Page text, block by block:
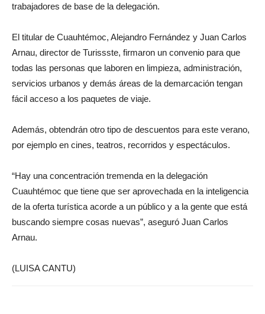
trabajadores de base de la delegación.
El titular de Cuauhtémoc, Alejandro Fernández y Juan Carlos
Arnau, director de Turissste, firmaron un convenio para que
todas las personas que laboren en limpieza, administración,
servicios urbanos y demás áreas de la demarcación tengan
fácil acceso a los paquetes de viaje.
Además, obtendrán otro tipo de descuentos para este verano,
por ejemplo en cines, teatros, recorridos y espectáculos.
“Hay una concentración tremenda en la delegación
Cuauhtémoc que tiene que ser aprovechada en la inteligencia
de la oferta turística acorde a un público y a la gente que está
buscando siempre cosas nuevas”, aseguró Juan Carlos
Arnau.
(LUISA CANTU)